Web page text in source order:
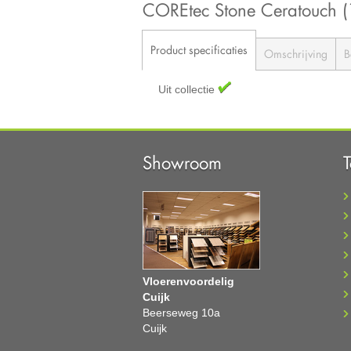
COREtec Stone
Product specificaties Omschrijving
Uit collectie
Showroom
Vloerenvoordelig
Cuijk
Beerseweg 10a
Cuijk